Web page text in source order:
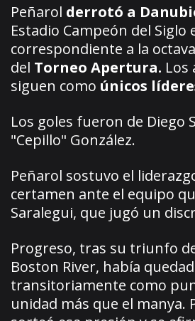
Peñarol derrotó a
Estadio Campeón del Siglo
correspondiente a la
del Torneo Apertura. Los
siguen como únicos
Los goles fueron de Diego
"Cepillo" González.
Peñarol sostuvo el
certamen ante el equipo
Saralegui, que jugó un
Progreso, tras su triunfo
Boston River, había
transitoriamente como
unidad más que el manya.